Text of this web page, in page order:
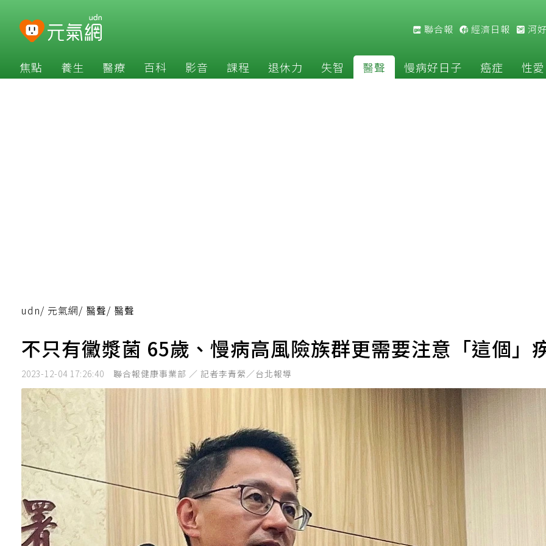
聯合報 經濟日報 河
焦點 養生 醫療 百科 影音 課程 退休力 失智 醫聲 慢病好日子 癌症 性愛
udn/ 元氣網/ 醫聲/ 醫聲
不只有黴漿菌 65歲、慢病高風險族群更需要注意「這個」
2023-12-04 17:26:40 聯合報健康事業部 ／ 記者李青縈／台北報導